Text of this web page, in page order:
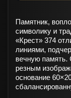
Памятник,
символику и
«Крест» 374
линиями,
вечную память.
резным
основание